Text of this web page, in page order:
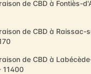
de CBD à Fontiès-
de CBD à Raissac-
de CBD à
11400